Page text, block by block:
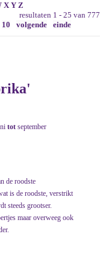
X Y Z
resultaten 1 - 25 van 777
10 volgende einde
tot september
de roodste
is de roodste, verstrikt
steeds grootser.
maar overweeg ook